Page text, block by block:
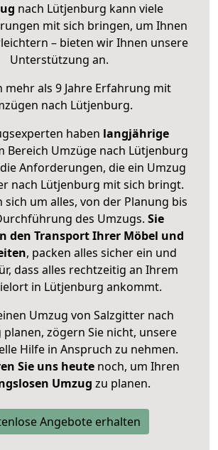
nach Lütjenburg kann viele
mit sich bringen, um Ihnen
– bieten wir Ihnen unsere
Unterstützung an.
mehr als 9 Jahre Erfahrung mit
nach Lütjenburg.
haben langjährige
Bereich Umzüge nach Lütjenburg
Anforderungen, die ein Umzug
nach Lütjenburg mit sich bringt.
sich um alles, von der Planung bis
des Umzugs. Sie
den Transport Ihrer Möbel und
, packen alles sicher ein und
dass alles rechtzeitig an Ihrem
in Lütjenburg ankommt.
Umzug von Salzgitter nach
zögern Sie nicht, unsere
Hilfe in Anspruch zu nehmen.
Sie uns heutenoch, um Ihren
Umzug zu planen.
Angebote erhalten